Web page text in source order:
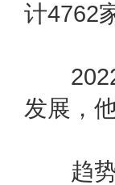
计4762
2022
发展，
趋势